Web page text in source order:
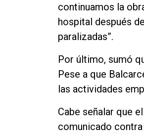
continuamos la
hospital después
paralizadas”.
Por último, sumó
Pese a que
las actividades
Cabe señalar que
comunicado